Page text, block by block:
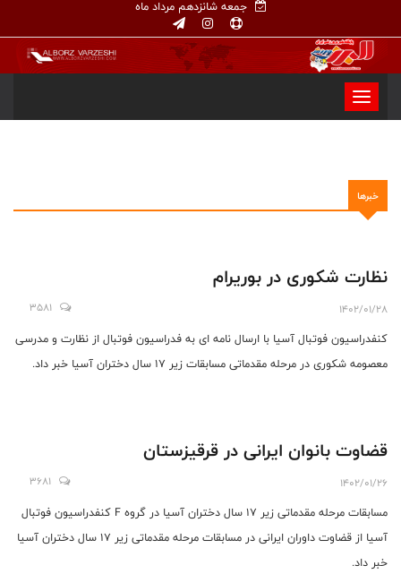
جمعه شانزدهم مرداد ماه
خبرها
نظارت شکوری در بوریرام
1402/01/28
3581
کنفدراسیون فوتبال آسیا با ارسال نامه ای به فدراسیون فوتبال از نظارت و مدرسی
معصومه شکوری در مرحله مقدماتی مسابقات زیر 17 سال دختران آسیا خبر داد.
قضاوت بانوان ایرانی در قرقیزستان
1402/01/26
3681
مسابقات مرحله مقدماتی زیر 17 سال دختران آسیا در گروه F کنفدراسيون فوتبال
آسيا از قضاوت داوران ایرانی در مسابقات مرحله مقدماتی زیر 17 سال دختران آسیا
خبر داد.